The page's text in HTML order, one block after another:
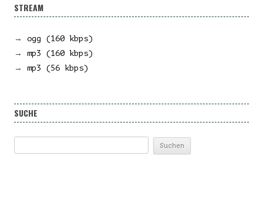
STREAM
→ ogg (160 kbps)
→ mp3 (160 kbps)
→ mp3 (56 kbps)
SUCHE
nach: